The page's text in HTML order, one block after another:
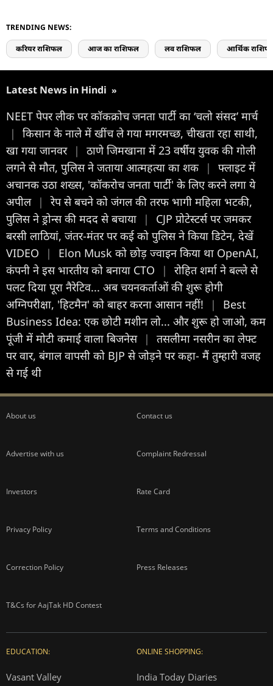
TRENDING NEWS:
करियर राशिफल आज का राशिफल लव राशिफल आर्थिक
Latest News in Hindi »
NEET पेपर लीक पर कॉकक्रोच जनता पार्टी का ‘चलो संसद’ मार्च
|
किसान के नाले में खींच ले गया मगरमच्छ, चीखता रहा साथी,
खा गया जानवर |
ठाणे जिमखाना में 23 वर्षीय युवक की गोली
लगने से मौत, पुलिस ने जताया आत्महत्या का शक
|
फ्लाइट में
अचानक उठा शख्स, 'कॉकरोच जनता पार्टी' के लिए करने लगा ये
अपील |
रेप से बचने को जंगल की तरफ भागी महिला भटकी,
पुलिस ने ड्रोन्स की मदद से बचाया
|
CJP प्रोटेस्टर्स पर जमकर
बरसी लाठियां, जंतर-मंतर पर कई को पुलिस ने किया डिटेन, देखें
VIDEO
|
Elon Musk को छोड़ ज्वाइन किया था OpenAI,
कंपनी ने इस भारतीय को बनाया CTO
|
रोहित शर्मा ने बल्ले से
पलट दिया पूरा नैरेटिव... अब चयनकर्ताओं की शुरू होगी
अग्निपरीक्षा, 'हिटमैन' को बाहर करना आसान नहीं!
|
Best
Business Idea: एक छोटी मशीन लो... और शुरू हो जाओ, कम
पूंजी में मोटी कमाई वाला बिजनेस |
तसलीमा नसरीन का लेफ्ट
पर वार, बंगाल वापसी को BJP से जोड़ने पर कहा- मैं तुम्हारी वजह
से गई थी
About us Contact us
Advertise with us Complaint Redressal
Investors Rate Card
Privacy Policy Terms and Conditions
Correction Policy Press Releases
T&Cs for AajTak HD Contest
EDUCATION:
Vasant Valley
ONLINE SHOPPING:
India Today Diaries